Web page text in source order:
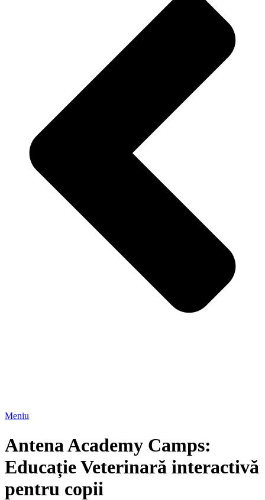
Meniu
Antena Academy Camps:
Educație Veterinară interactivă
pentru copii